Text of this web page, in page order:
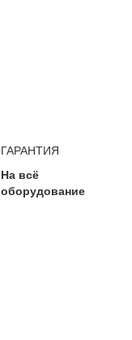
ГАРАНТИЯ
На всё
оборудование